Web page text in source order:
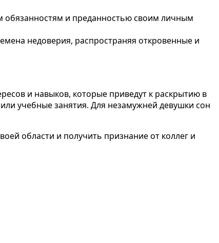
обязанностям и преданностью своим личным
недоверия, распространяя откровенные и
и навыков, которые приведут к раскрытию в
учебные занятия. Для незамужней девушки сон
области и получить признание от коллег и